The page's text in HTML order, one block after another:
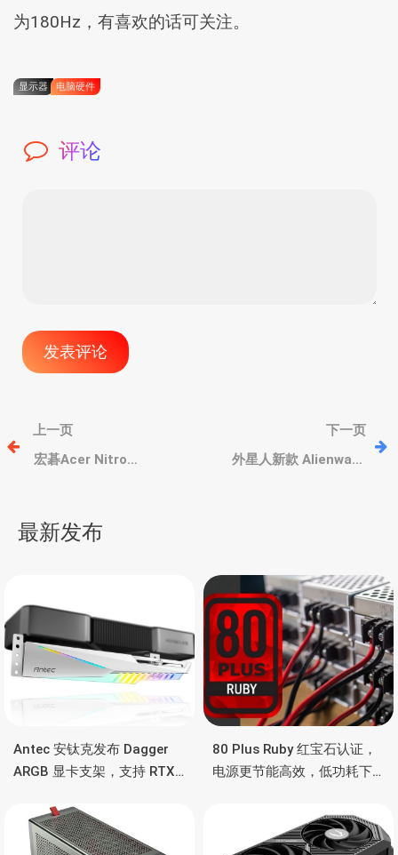
为180Hz，有喜欢的话可关注。
显示器 电脑硬件
评论
文
章
航
上一页
宏碁Acer Nitro
200H/AMD 锐龙300、
RTX 4050 独显
下一页
外星人新款 Alienware
最新发布
Antec 安钛克发布 Dagger
ARGB 显卡支架，支持 RTX
彩灯效
80 Plus Ruby 红宝石认证，
电源更节能高效，低功耗下